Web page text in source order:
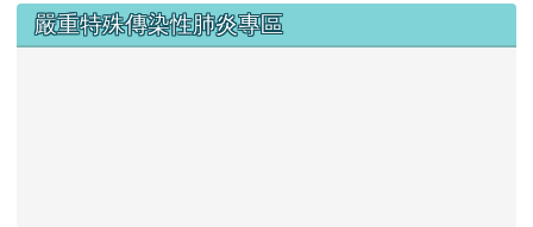
嚴重特殊傳染性肺炎專區